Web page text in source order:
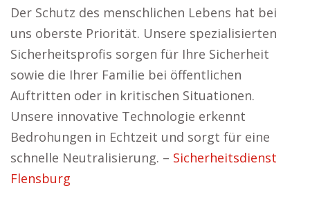
Der Schutz des menschlichen Lebens hat bei
uns oberste Priorität. Unsere spezialisierten
Sicherheitsprofis sorgen für Ihre Sicherheit
sowie die Ihrer Familie bei öffentlichen
Auftritten oder in kritischen Situationen.
Unsere innovative Technologie erkennt
Bedrohungen in Echtzeit und sorgt für eine
schnelle Neutralisierung. – Sicherheitsdienst
Flensburg